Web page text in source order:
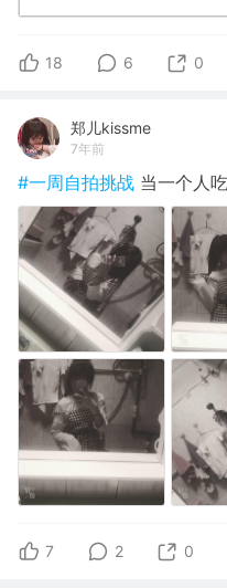
18 6 0
郑儿kissme
7年前
#一周自拍挑战 当一个人
7 2 0